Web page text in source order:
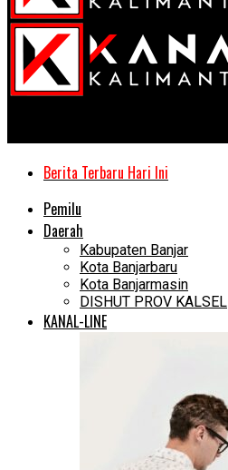
Berita Terbaru Hari Ini
Pemilu
Daerah
Kabupaten Banjar
Kota Banjarbaru
Kota Banjarmasin
DISHUT PROV KALSEL
KANAL-LINE